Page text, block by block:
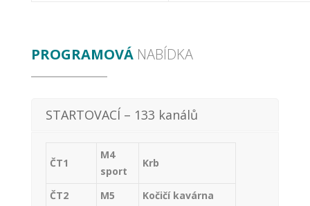
PROGRAMOVÁ NABÍDKA
STARTOVACÍ – 133 kanálů
ČT1
M4
sport
Krb
ČT2 M5 Kočičí kavárna